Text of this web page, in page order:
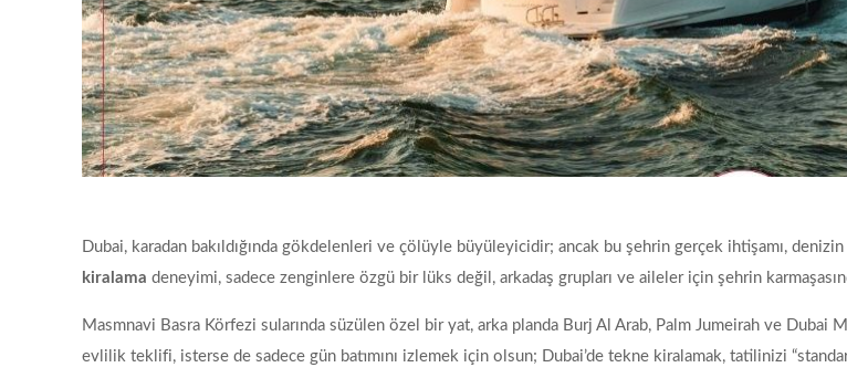
Dubai, karadan bakıldığında gökdelenleri ve çölüyle büyüleyicidir; ancak bu şehrin gerçek ihtişamı,
kiralama deneyimi, sadece zenginlere özgü bir lüks değil, arkadaş grupları ve aileler için şehrin
Masmnavi Basra Körfezi sularında süzülen özel bir yat, arka planda Burj Al Arab, Palm Jumeirah ve
evlilik teklifi, isterse de sadece gün batımını izlemek için olsun; Dubai’de tekne kiralamak, tatilinizi